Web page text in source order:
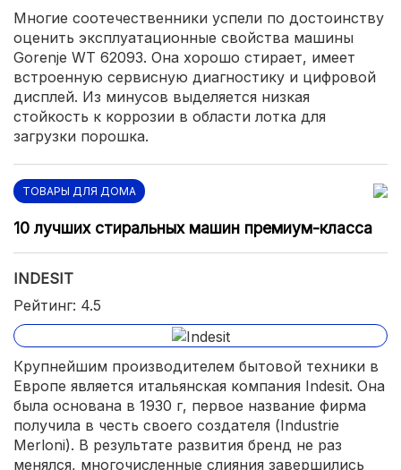
Многие соотечественники успели по достоинству
оценить эксплуатационные свойства машины
Gorenje WT 62093. Она хорошо стирает, имеет
встроенную сервисную диагностику и цифровой
дисплей. Из минусов выделяется низкая
стойкость к коррозии в области лотка для
загрузки порошка.
ТОВАРЫ ДЛЯ ДОМА
10 лучших стиральных машин премиум-класса
INDESIT
Рейтинг: 4.5
Крупнейшим производителем бытовой техники в
Европе является итальянская компания Indesit. Она
была основана в 1930 г, первое название фирма
получила в честь своего создателя (Industrie
Merloni). В результате развития бренд не раз
менялся, многочисленные слияния завершились